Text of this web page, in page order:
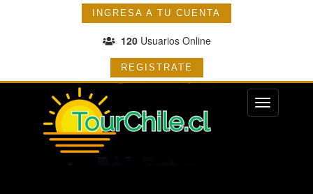
INGRESA A TU CUENTA
120Usuarios Online
REGISTRATE
Menu